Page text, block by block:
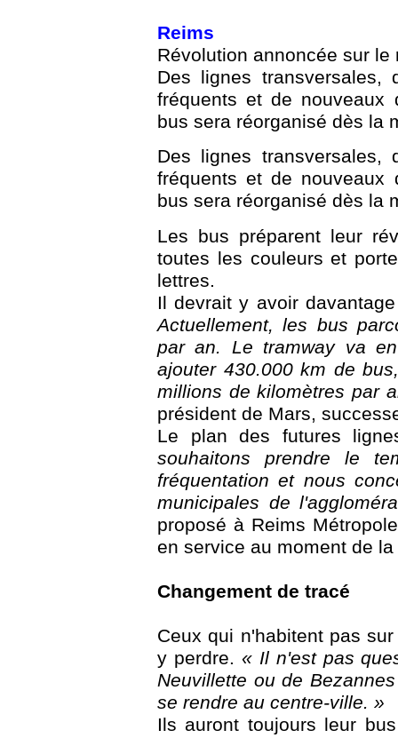
Reims
Révolution annoncée sur le
Des lignes transversales,
fréquents et de nouveaux
bus sera réorganisé dès la
Des lignes transversales,
fréquents et de nouveaux
bus sera réorganisé dès la
Les bus préparent leur
toutes les couleurs et
lettres.
Il devrait y avoir
Actuellement, les bus
par an. Le tramway va
ajouter 430.000 km de
millions de kilomètres par
président de Mars,
Le plan des futures
souhaitons prendre le
fréquentation et nous
municipales de
proposé à Reims
en service au moment de
Changement de tracé
Ceux qui n'habitent pas
y perdre. « Il n'est pas
Neuvillette ou de
se rendre au centre-ville. »
Ils auront toujours leur